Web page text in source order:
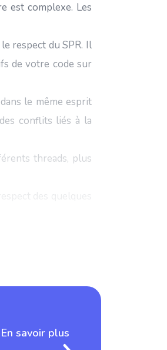
est complexe. Les
respect du SPR. Il
de votre code sur
le même esprit
conflits liés à la
threads, plus
En savoir plus